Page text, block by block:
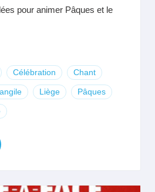
pour animer Pâques et le
Célébration Chant
Liège Pâques